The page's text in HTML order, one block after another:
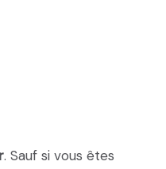
. Sauf si vous êtes